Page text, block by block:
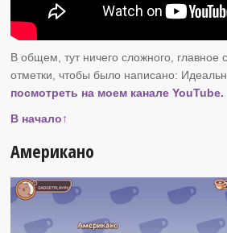
В общем, тут ничего сложного, главное
отметки, чтобы было написано:
посмотреть на моем канале YouTube.
В начало↑
Американо